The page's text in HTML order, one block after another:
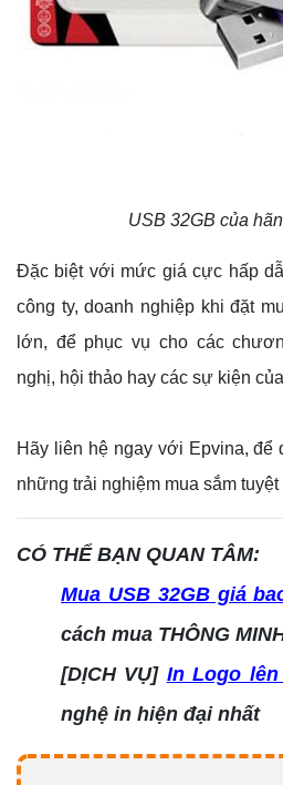
USB 32GB của
Đặc biệt với mức giá cực hấp
công ty, doanh nghiệp khi đặt
lớn, để phục vụ cho các
nghị, hội thảo hay các sự kiện
Hãy liên hệ ngay với Epvina, để
những trải nghiệm mua sắm
CÓ THỂ BẠN QUAN TÂM:
Mua USB 32GB giá
cách mua THÔNG
[DỊCH VỤ] In Logo lên
nghệ in hiện đại nhất